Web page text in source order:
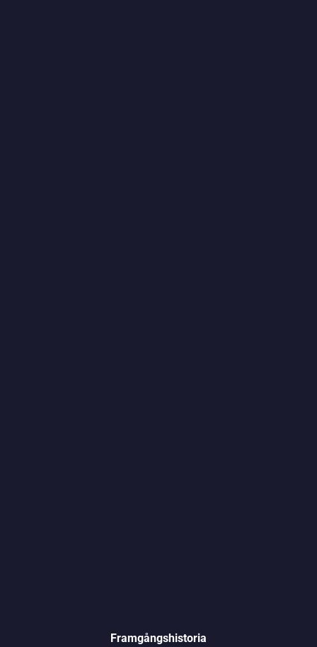
Framgångshistoria